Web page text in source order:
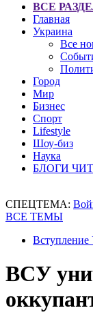
ВСЕ
Главная
Украина
Все
Город
Мир
Бизнес
Спорт
Lifestyle
Шоу-биз
Наука
БЛОГИ
СПЕЦТЕМА:
ВСЕ ТЕМЫ
ВСУ